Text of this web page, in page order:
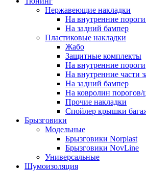
Нержавеющие накладки
На внутренние
На задний бампер
Пластиковые накладки
Жабо
Защитные комплекты
На внутренние пороги
На внутренние части
На задний бампер
На ковролин порогов/
Прочие накладки
Спойлер крышки
Брызговики
Модельные
Брызговики Norplast
Брызговики NovLine
Универсальные
Шумоизоляция